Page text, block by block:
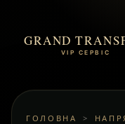
GRAND
VIP СЕРВІС
ГОЛОВНА >